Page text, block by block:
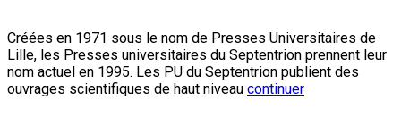
Créées en 1971 sous le nom de Presses Universitaires de
Lille, les Presses universitaires du Septentrion prennent leur
nom actuel en 1995. Les PU du Septentrion publient des
ouvrages scientifiques de haut niveau continuer